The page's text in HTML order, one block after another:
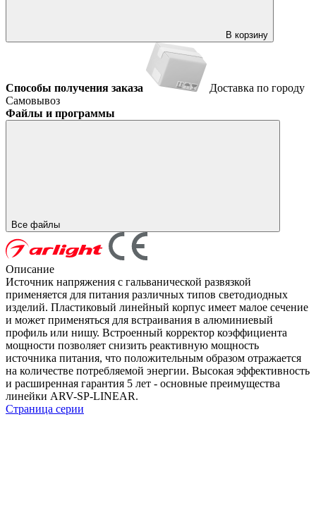
В корзину
Способы получения заказа
Доставка по городу
Самовывоз
Файлы и программы
Все файлы
Описание
Источник напряжения с гальванической развязкой
применяется для питания различных типов светодиодных
изделий. Пластиковый линейный корпус имеет малое сечение
и может применяться для встраивания в алюминиевый
профиль или нишу. Встроенный корректор коэффициента
мощности позволяет снизить реактивную мощность
источника питания, что положительным образом отражается
на количестве потребляемой энергии. Высокая эффективность
и расширенная гарантия 5 лет - основные преимущества
линейки ARV-SP-LINEAR.
Страница серии